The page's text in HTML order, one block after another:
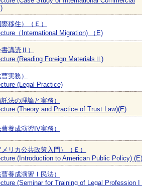
移住）（Ｅ）
（International Migration) （E)
講読Ⅱ）
(Reading Foreign MaterialsⅡ)
実務）
(Legal Practice)
法の理論と実務）
(Theory and Practice of Trust Law)(E)
養成演習IV実務）
リカ公共政策入門）（Ｅ）
(Introduction to American Public Policy) (E)
養成演習Ⅰ民法）
(Seminar for Training of Legal Profession